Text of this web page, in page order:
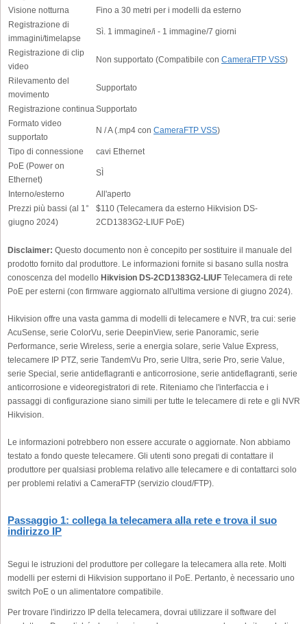
Visione notturna
Fino a 30 metri per i modelli da esterno
Registrazione di
immagini/timelapse
Sì. 1 immagine/i - 1 immagine/7 giorni
Registrazione di clip
video
Non supportato (Compatibile con CameraFTP VSS)
Rilevamento del
movimento
Supportato
Registrazione continua Supportato
Formato video
supportato
N / A (.mp4 con CameraFTP VSS)
Tipo di connessione
cavi Ethernet
PoE (Power on
Ethernet)
SÌ
Interno/esterno
All'aperto
Prezzi più bassi (al 1°
giugno 2024)
$110 (Telecamera da esterno Hikvision DS-
2CD1383G2-LIUF PoE)
Disclaimer: Questo documento non è concepito per sostituire il manuale del
prodotto fornito dal produttore. Le informazioni fornite si basano sulla nostra
conoscenza del modello Hikvision DS-2CD1383G2-LIUF Telecamera di rete
PoE per esterni (con firmware aggiornato all'ultima versione di giugno 2024).
Hikvision offre una vasta gamma di modelli di telecamere e NVR, tra cui: serie
AcuSense, serie ColorVu, serie DeepinView, serie Panoramic, serie
Performance, serie Wireless, serie a energia solare, serie Value Express,
telecamere IP PTZ, serie TandemVu Pro, serie Ultra, serie Pro, serie Value,
serie Special, serie antideflagranti e anticorrosione, serie antideflagranti, serie
anticorrosione e videoregistratori di rete. Riteniamo che l'interfaccia e i
passaggi di configurazione siano simili per tutte le telecamere di rete e gli NVR
Hikvision.
Le informazioni potrebbero non essere accurate o aggiornate. Non abbiamo
testato a fondo queste telecamere. Gli utenti sono pregati di contattare il
produttore per qualsiasi problema relativo alle telecamere e di contattarci solo
per problemi relativi a CameraFTP (servizio cloud/FTP).
Passaggio 1: collega la telecamera alla rete e trova il suo
indirizzo IP
Segui le istruzioni del produttore per collegare la telecamera alla rete. Molti
modelli per esterni di Hikvision supportano il PoE. Pertanto, è necessario uno
switch PoE o un alimentatore compatibile.
Per trovare l'indirizzo IP della telecamera, dovrai utilizzare il software del